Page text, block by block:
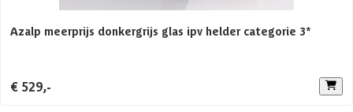
Aantal personen 1-3 personen
Constructietype Elementsauna
Azalp meerprijs donkergrijs glas ipv helder categorie 3*
€ 529,-